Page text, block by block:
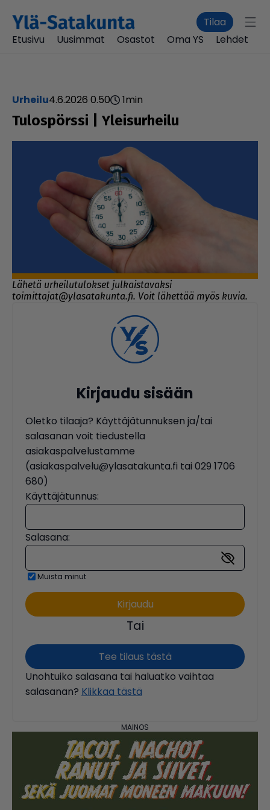
Tilaa
Etusivu
Uusimmat Osastot Oma YS Lehdet
urheilu4.6.2026 0.50 1min
Tulos­pörssi | Ylei­sur­heilu
Lähetä urheilutulokset julkaistavaksi
toimittajat@ylasatakunta.fi. Voit lähettää myös kuvia.
Kirjaudu sisään
Oletko tilaaja? Käyttäjätunnuksen ja/tai
salasanan voit tiedustella
asiakaspalvelustamme
(asiakaspalvelu@ylasatakunta.fi tai 029 1706
680)
Käyttäjätunnus:
Salasana:
Muista minut
Tai
Tee tilaus tästä
Unohtuiko salasana tai haluatko vaihtaa
salasanan? Klikkaa tästä